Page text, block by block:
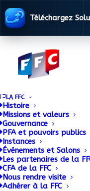
Téléchargez
LA FFC
Histoire
Missions et valeurs
Gouvernance
PFA et pouvoirs publics
Instances
Événements et Salons
Les partenaires de la
CFA de la FFC
Nous rendre visite
Adhérer à la FFC
La FFC met à
une base